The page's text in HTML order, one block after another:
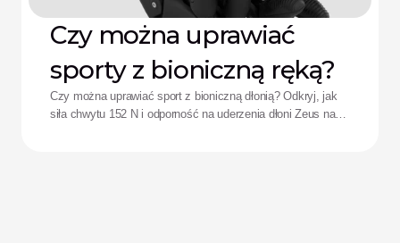
Czy można uprawiać
sporty z bioniczną ręką?
Czy można uprawiać sport z bioniczną dłonią? Odkryj, jak
siła chwytu 152 N i odporność na uderzenia dłoni Zeus na